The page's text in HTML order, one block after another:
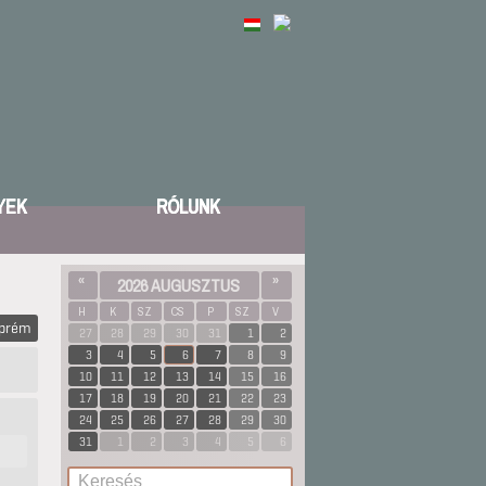
RÓLUNK
« 2026 AUGUSZTUS »
H K SZ CS P SZ
V
27
28 29 30 31 1
2
3
4 5 6 7 8
9
10
11 12 13 14 15
16
17
18 19 20 21 22
23
24
25 26 27 28 29
30
31
1 2 3 4 5 6